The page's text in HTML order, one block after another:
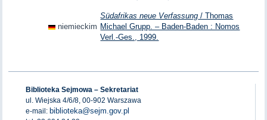
niemieckim
Südafrikas neue Verfassung / Thomas
Michael Grupp. – Baden-Baden : Nomos
Verl.-Ges., 1999.
Biblioteka Sejmowa – Sekretariat
ul. Wiejska 4/6/8, 00-902 Warszawa
e-mail: biblioteka@sejm.gov.pl